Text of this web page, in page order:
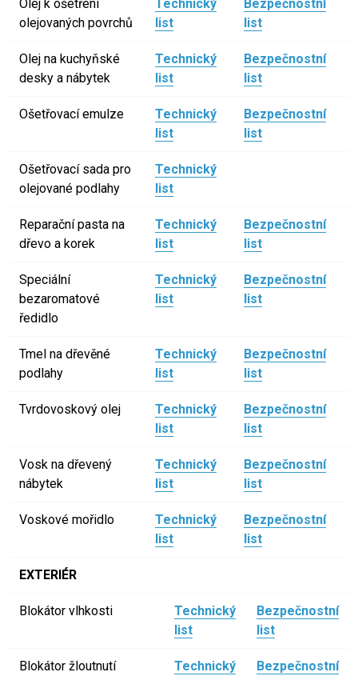
Olej k ošetření
olejovaných povrchů
Technický
list
Bezpečnostní
list
Olej na kuchyňské
desky a nábytek
Technický
list
Bezpečnostní
list
Ošetřovací emulze
Technický
list
Bezpečnostní
list
Ošetřovací sada pro
olejované podlahy
Technický
list
Reparační pasta na
dřevo a korek
Technický
list
Bezpečnostní
list
Speciální
bezaromatové
ředidlo
Technický
list
Bezpečnostní
list
Tmel na dřevěné
podlahy
Technický
list
Bezpečnostní
list
Tvrdovoskový olej
Technický
list
Bezpečnostní
list
Vosk na dřevený
nábytek
Technický
list
Bezpečnostní
list
Voskové mořidlo
Technický
list
Bezpečnostní
list
EXTERIÉR
Blokátor vlhkosti
Technický
list
Bezpečnostní
list
Blokátor žloutnutí
Technický
Bezpečnostní